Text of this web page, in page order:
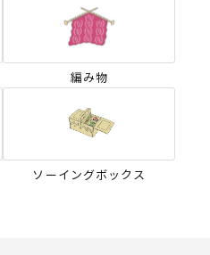
編み物
ソーイングボックス